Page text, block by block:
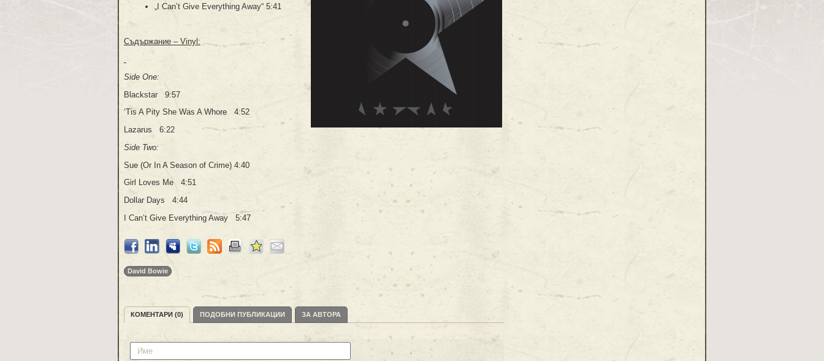
„I Can’t Give Everything Away“ 5:41
Съдържание – Vinyl:
Side One:
Blackstar 9:57
‘Tis A Pity She Was A Whore 4:52
Lazarus 6:22
Side Two:
Sue (Or In A Season of Crime) 4:40
Girl Loves Me 4:51
Dollar Days 4:44
I Can’t Give Everything Away 5:47
David Bowie
КОМЕНТАРИ (0) ПОДОБНИ ПУБЛИКАЦИИ ЗА АВТОРА